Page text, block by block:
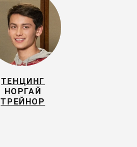
ТЕНЦИНГ
НОРГАЙ
ТРЕЙНОР